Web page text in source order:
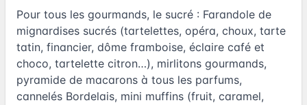
Pour tous les gourmands, le sucré : Farandole de
mignardises sucrés (tartelettes, opéra, choux, tarte
tatin, financier, dôme framboise, éclaire café et
choco, tartelette citron…), mirlitons gourmands,
pyramide de macarons à tous les parfums,
cannelés Bordelais, mini muffins (fruit, caramel,